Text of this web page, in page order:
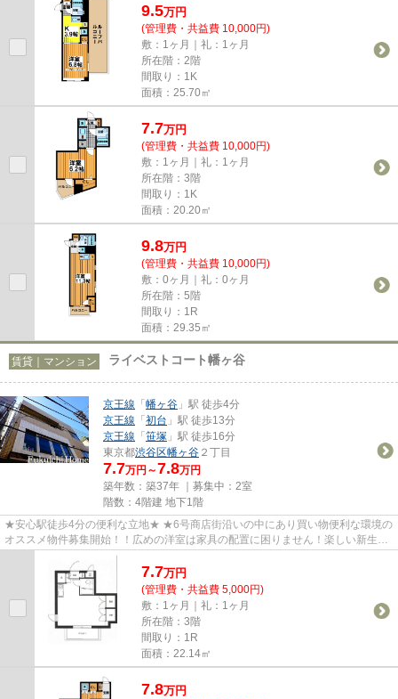
9.5万円
(管理費・共益費 10,000円)
敷：1ヶ月｜礼：1ヶ月
所在階：2階
間取り：1K
面積：25.70㎡
7.7万円
(管理費・共益費 10,000円)
敷：1ヶ月｜礼：1ヶ月
所在階：3階
間取り：1K
面積：20.20㎡
9.8万円
(管理費・共益費 10,000円)
敷：0ヶ月｜礼：0ヶ月
所在階：5階
間取り：1R
面積：29.35㎡
賃貸｜マンション ライベストコート幡ヶ谷
京王線 「幡ヶ谷 」駅 徒歩4分
京王線 「初台 」駅 徒歩13分
京王線 「笹塚 」駅 徒歩16分
東京都渋谷区幡ヶ谷 ２丁目
7.7万円～7.8万円
築年数：築37年 ｜募集中： 2室
階数：4階建 地下1階
★安心駅徒歩4分の便利な立地★ ★6号商店街沿いの中にあり買い物便利な環境の
オススメ物件募集開始！！広めの洋室は家具の配置に困りません！楽しい新生活
を是非このお部屋から(^^♪
7.7万円
(管理費・共益費 5,000円)
敷：1ヶ月｜礼：1ヶ月
所在階：3階
間取り：1R
面積：22.14㎡
7.8万円